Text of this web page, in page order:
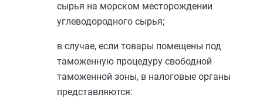
сырья на морском месторождении
углеводородного сырья;
в случае, если товары помещены под
таможенную процедуру свободной
таможенной зоны, в налоговые органы
представляются: